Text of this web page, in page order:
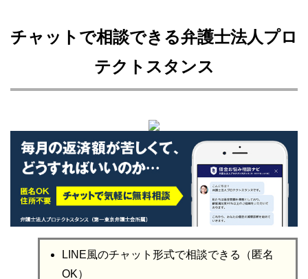
チャットで相談できる弁護士法人プロ
テクトスタンス
LINE風のチャット形式で相談できる（匿名
OK）